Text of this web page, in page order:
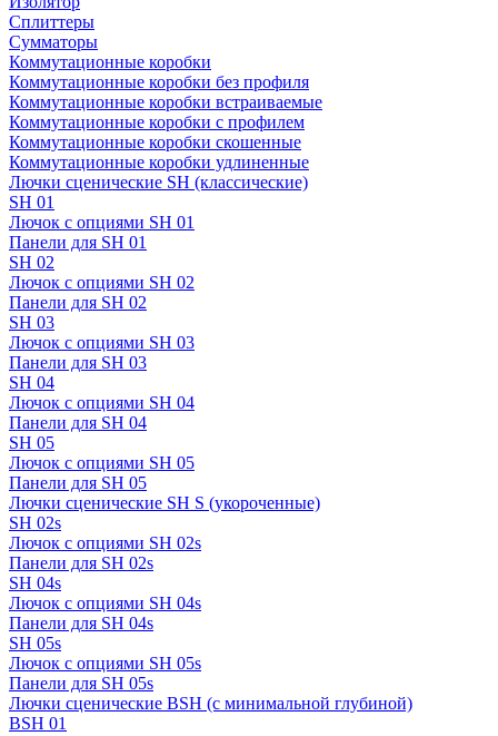
Сплиттеры
Сумматоры
Коммутационные коробки
Коммутационные коробки без профиля
Коммутационные коробки встраиваемые
Коммутационные коробки с профилем
Коммутационные коробки скошенные
Коммутационные коробки удлиненные
Лючки сценические SH (классические)
SH 01
Лючок с опциями SH 01
Панели для SH 01
SH 02
Лючок с опциями SH 02
Панели для SH 02
SH 03
Лючок с опциями SH 03
Панели для SH 03
SH 04
Лючок с опциями SH 04
Панели для SH 04
SH 05
Лючок с опциями SH 05
Панели для SH 05
Лючки сценические SH S (укороченные)
SH 02s
Лючок с опциями SH 02s
Панели для SH 02s
SH 04s
Лючок с опциями SH 04s
Панели для SH 04s
SH 05s
Лючок с опциями SH 05s
Панели для SH 05s
Лючки сценические BSH (с минимальной глубиной)
BSH 01